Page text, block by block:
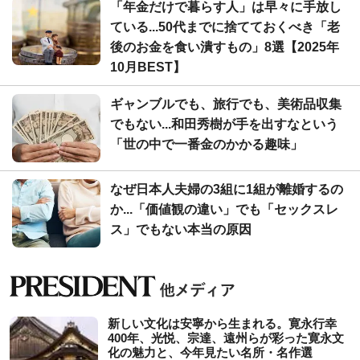
「年金だけで暮らす人」は早々に手放し
ている...50代までに捨てておくべき「老
後のお金を食い潰すもの」8選【2025年
10月BEST】
ギャンブルでも、旅行でも、美術品収集
でもない...和田秀樹が手を出すなという
「世の中で一番金のかかる趣味」
なぜ日本人夫婦の3組に1組が離婚するの
か...「価値観の違い」でも「セックスレ
ス」でもない本当の原因
新しい文化は安寧から生まれる。寛永行幸
400年、光悦、宗達、遠州らが彩った寛永文
化の魅力と、今年見たい名所・名作選